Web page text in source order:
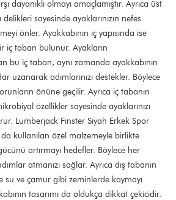
dayanıklı olmayı amaçlamıştır. Ayrıca üst
sayesinde ayaklarınızın nefes
önler. Ayakkabının iç yapısında ise
iç taban bulunur. Ayakların
bu iç taban, aynı zamanda ayakkabının
uzanarak adımlarınızı destekler. Böylece
önüne geçilir. Ayrıca iç tabanın
özellikler sayesinde ayaklarınızı
Lumberjack Finster Siyah Erkek Spor
da kullanılan özel malzemeyle birlikte
artırmayı hedefler. Böylece her
atmanızı sağlar. Ayrıca dış tabanın
su ve çamur gibi zeminlerde kaymayı
tasarımı da oldukça dikkat çekicidir.